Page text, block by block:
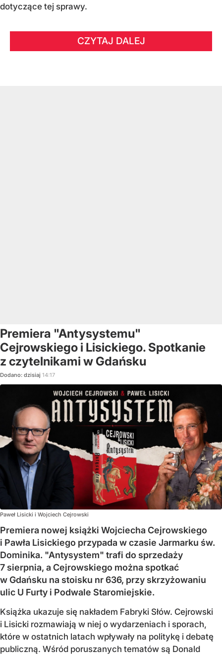
dotyczące tej sprawy.
CZYTAJ DALEJ
Premiera "Antysystemu"
Cejrowskiego i Lisickiego. Spotkanie
z czytelnikami w Gdańsku
Dodano: dzisiaj 14:17
Paweł Lisicki i Wojciech Cejrowski
Premiera nowej książki Wojciecha Cejrowskiego
i Pawła Lisickiego przypada w czasie Jarmarku św.
Dominika. "Antysystem" trafi do sprzedaży
7 sierpnia, a Cejrowskiego można spotkać
w Gdańsku na stoisku nr 636, przy skrzyżowaniu
ulic U Furty i Podwale Staromiejskie.
Książka ukazuje się nakładem Fabryki Słów. Cejrowski
i Lisicki rozmawiają w niej o wydarzeniach i sporach,
które w ostatnich latach wpływały na politykę i debatę
publiczną. Wśród poruszanych tematów są Donald